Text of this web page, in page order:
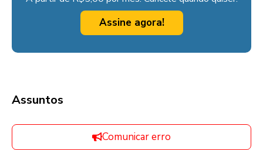
Assine agora!
Assuntos
Comunicar erro